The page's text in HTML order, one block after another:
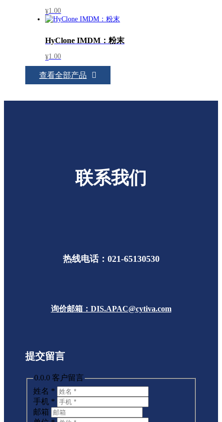
¥1.00
HyClone IMDM：粉末
¥1.00
查看全部产品
联系我们
热线电话：021-65130530
询价邮箱：DIS.APAC@cytiva.com
提交留言
0.0.0 客户留言
姓名 *
手机 *
邮箱